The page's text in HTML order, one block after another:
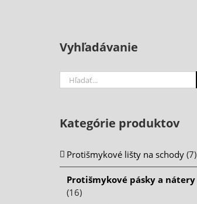
Vyhľadávanie
Hľadať
...
Kategórie produktov
Protišmykové lišty na schody (7)
Protišmykové pásky a nátery
(16)